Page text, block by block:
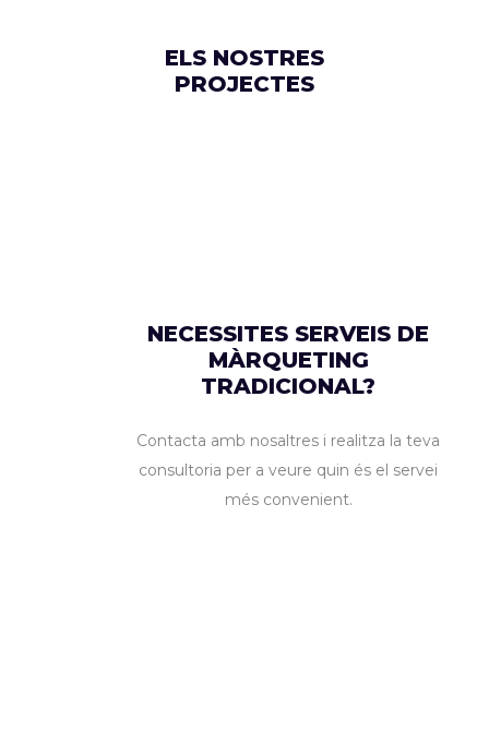
ELS NOSTRES
PROJECTES
NECESSITES SERVEIS DE
MÀRQUETING
TRADICIONAL?
Contacta amb nosaltres i realitza la teva
consultoria per a veure quin és el servei
més convenient.